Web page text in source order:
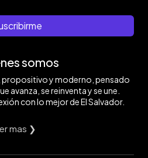
somos
y moderno, pensado
avanza, se reinventa y se une.
con lo mejor de El Salvador.
mas ❯